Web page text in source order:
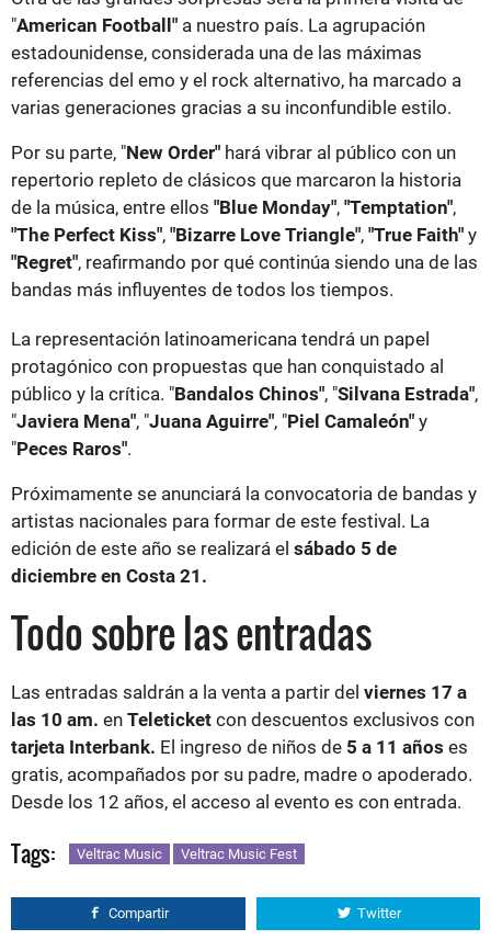
" American Football" a nuestro país. La agrupación
estadounidense, considerada una de las máximas
referencias del emo y el rock alternativo, ha marcado a
varias generaciones gracias a su inconfundible estilo.
Por su parte, "New Order" hará vibrar al público con un
repertorio repleto de clásicos que marcaron la historia
de la música, entre ellos "Blue Monday" "Temptation"
"The Perfect Kiss" "Bizarre Love Triangle" "True Faith"
"Regret" , reafirmando por qué continúa siendo una de las
bandas más influyentes de todos los tiempos.
La representación latinoamericana tendrá un papel
protagónico con propuestas que han conquistado al
público y la crítica. "Bandalos Chinos" , "Silvana Estrada"
" Javiera Mena" , " Juana Aguirre" , "Piel Camaleón"
"Peces Raros"
Próximamente se anunciará la convocatoria de bandas y
artistas nacionales para formar de este festival. La
edición de este año se realizará el
sábado 5 de
diciembre en Costa 21.
Todo sobre las entradas
Las entradas saldrán a la venta a partir del
viernes 17 a
las 10 am.
Teleticket
con descuentos exclusivos con
tarjeta Interbank.
El ingreso de niños de 5 a 11 años
gratis, acompañados por su padre, madre o apoderado.
Desde los 12 años, el acceso al evento es con entrada.
Tags: Veltrac Music Veltrac Music Fest
Compartir Twitter